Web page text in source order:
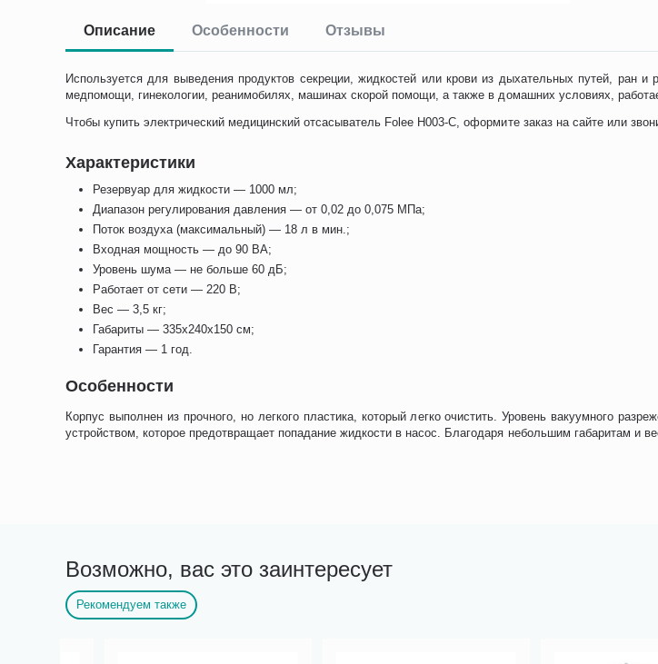
Описание Особенности Отзывы
Используется для выведения продуктов секреции, жидкостей или крови из дыхательных путей, ран
медпомощи, гинекологии, реанимобилях, машинах скорой помощи, а также в домашних условиях,
Чтобы купить электрический медицинский отсасыватель Folee H003-C, оформите заказ на сайте или
Характеристики
Резервуар для жидкости — 1000 мл;
Диапазон регулирования давления — от 0,02 до 0,075 МПа;
Поток воздуха (максимальный) — 18 л в мин.;
Входная мощность — до 90 ВА;
Уровень шума — не больше 60 дБ;
Работает от сети — 220 В;
Вес — 3,5 кг;
Габариты — 335x240x150 см;
Гарантия — 1 год.
Особенности
Корпус выполнен из прочного, но легкого пластика, который легко очистить. Уровень вакуумного
устройством, которое предотвращает попадание жидкости в насос. Благодаря небольшим габаритам и
Возможно, вас это заинтересует
Рекомендуем также